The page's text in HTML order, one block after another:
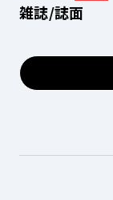
雑誌/誌面